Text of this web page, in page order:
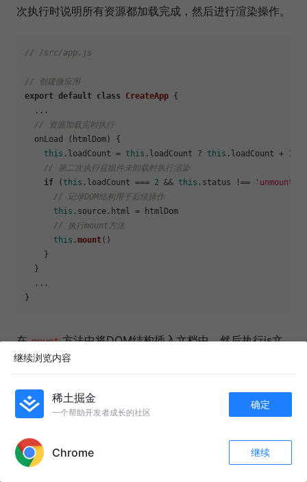
次执行时说明所有资源都加载完成，然后进行渲染操作。
// /src/app.js
// 创建微应用
export default class CreateApp {
  ...
// 资源加载完时执行
  onLoad (htmlDom) {
this . loadCount = this . loadCount ? this . loadCount + 1
// 第二次执行且组件未卸载时执行渲染
if (this . loadCount === 2 && this . status !== 'unmount'
// 记录DOM结构用于后续操作
this . source . html = htmlDom
// 执行mount方法
this .mount()
    }
  }
  ...
在 mount 方法中将DOM结构插入文档中，然后执行js文
件进行渲染操作，此时微应用即可完成基本的渲染。
// /src/app.js
export
  ...
45
继续浏览内容
稀土掘金
一个帮助开发者成长的社区
确定
Chrome 继续